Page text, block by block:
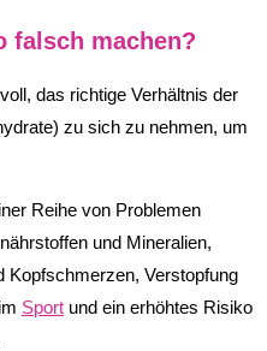
falsch machen?
das richtige Verhältnis der
zu sich zu nehmen, um
Reihe von Problemen
und Mineralien,
Kopfschmerzen, Verstopfung
Sport und ein erhöhtes Risiko